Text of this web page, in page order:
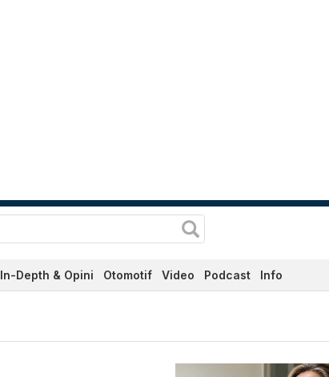
In-Depth & Opini Otomotif Video Podcast Info